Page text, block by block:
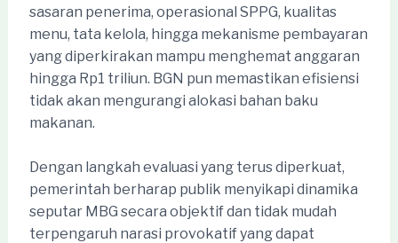
sasaran penerima, operasional SPPG, kualitas
menu, tata kelola, hingga mekanisme pembayaran
yang diperkirakan mampu menghemat anggaran
hingga Rp1 triliun. BGN pun memastikan efisiensi
tidak akan mengurangi alokasi bahan baku
makanan.
Dengan langkah evaluasi yang terus diperkuat,
pemerintah berharap publik menyikapi dinamika
seputar MBG secara objektif dan tidak mudah
terpengaruh narasi provokatif yang dapat